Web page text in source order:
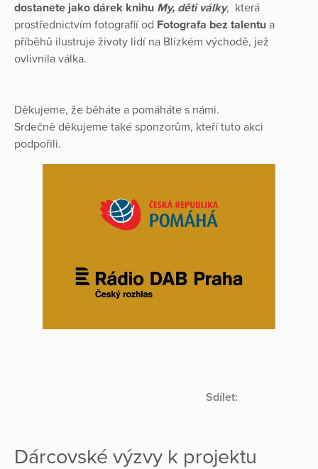
dostanete jako dárek knihu My, děti války, která
prostřednictvím fotografií od Fotografa bez talentu a
příběhů ilustruje životy lidí na Blízkém východě, jež
ovlivnila válka.
Děkujeme, že běháte a pomáháte s námi.
Srdečně děkujeme také sponzorům, kteří tuto akci
podpořili.
Sdílet:
Dárcovské výzvy k projektu